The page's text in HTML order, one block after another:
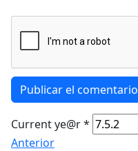
Publicar el comentario
Current ye@r*
Anterior